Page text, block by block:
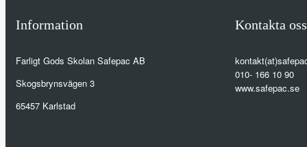
Information
Farligt Gods Skolan Safepac AB
Skogsbrynsvägen 3
65457 Karlstad
Kontakta oss
010- 166 10 90
www.safepac.se